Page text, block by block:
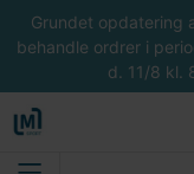
Grundet opdatering
behandle ordrer i
d. 11/8 kl.